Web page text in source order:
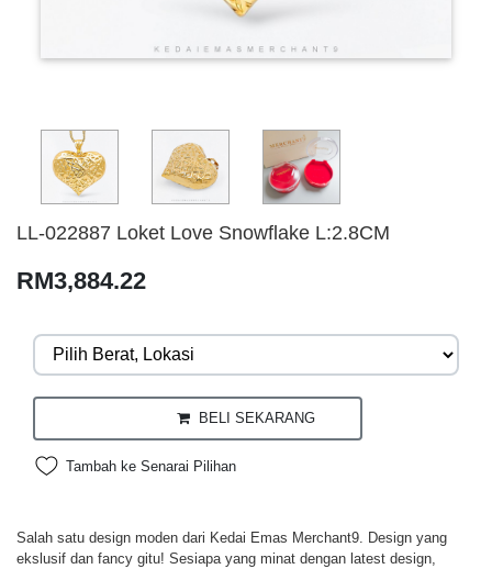
LL-022887 Loket Love Snowflake L:2.8CM
RM3,884.22
BELI SEKARANG
Tambah ke Senarai Pilihan
Salah satu design moden dari Kedai Emas Merchant9. Design yang
ekslusif dan fancy gitu! Sesiapa yang minat dengan latest design,